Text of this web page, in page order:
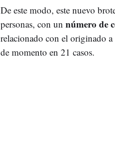
De este modo, este nuevo
personas, con un número de
relacionado con el originado
de momento en 21 casos.